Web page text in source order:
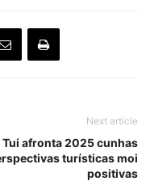
Next article
Tui afronta 2025 cunhas
turísticas moi
positivas